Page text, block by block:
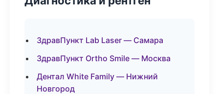
ЗдравПункт Lab Laser — Самара
ЗдравПункт Ortho Smile — Москва
Дентал White Family — Нижний
Новгород